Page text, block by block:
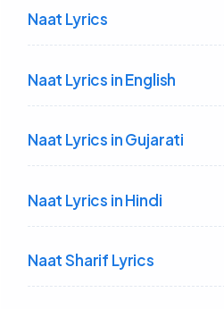
Naat Lyrics
Naat Lyrics in English
Naat Lyrics in Gujarati
Naat Lyrics in Hindi
Naat Sharif Lyrics